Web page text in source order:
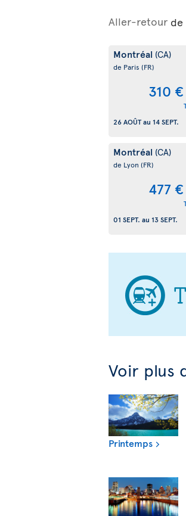
Aller-retour de
Montréal (CA)
de Paris (FR)
310 €
26 AOÛTau 14 SEPT.
Montréal (CA)
de Lyon (FR)
477 €
01 SEPT. au 13 SEPT.
Voir plus
Printemps